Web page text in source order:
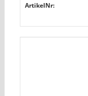
ArtikelNr: